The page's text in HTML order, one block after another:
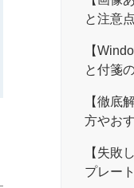
と注意
【
と付箋
【徹底
方やお
【失敗
プレー